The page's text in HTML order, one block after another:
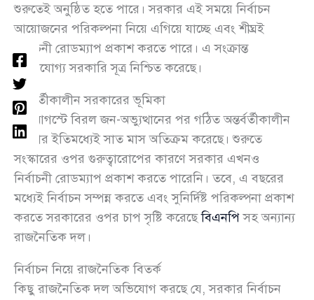
শুরুতেই অনুষ্ঠিত হতে পারে। সরকার এই সময়ে নির্বাচন
আয়োজনের পরিকল্পনা নিয়ে এগিয়ে যাচ্ছে এবং শীঘ্রই
নির্বাচনী রোডম্যাপ প্রকাশ করতে পারে। এ সংক্রান্ত
নির্ভরযোগ্য সরকারি সূত্র নিশ্চিত করেছে।
অন্তর্বর্তীকালীন সরকারের ভূমিকা
৫ই আগস্টে বিরল জন-অভ্যুত্থানের পর গঠিত অন্তর্বর্তীকালীন
সরকার ইতিমধ্যেই সাত মাস অতিক্রম করেছে। শুরুতে
সংস্কারের ওপর গুরুত্বারোপের কারণে সরকার এখনও
নির্বাচনী রোডম্যাপ প্রকাশ করতে পারেনি। তবে, এ বছরের
মধ্যেই নির্বাচন সম্পন্ন করতে এবং সুনির্দিষ্ট পরিকল্পনা প্রকাশ
করতে সরকারের ওপর চাপ সৃষ্টি করেছেবিএনপিসহ অন্যান্য
রাজনৈতিক দল।
নির্বাচন নিয়ে রাজনৈতিক বিতর্ক
কিছু রাজনৈতিক দল অভিযোগ করছে যে, সরকার নির্বাচন